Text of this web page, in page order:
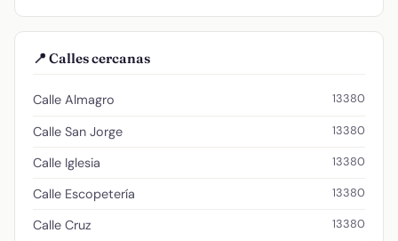
📍 Calles cercanas
Calle Almagro 13380
Calle San Jorge 13380
Calle Iglesia 13380
Calle Escopetería 13380
Calle Cruz 13380